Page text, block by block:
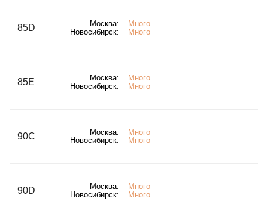
85D Москва:
Много
Новосибирск:
Много
85E Москва:
Много
Новосибирск:
Много
90C Москва:
Много
Новосибирск:
Много
90D Москва:
Много
Новосибирск:
Много